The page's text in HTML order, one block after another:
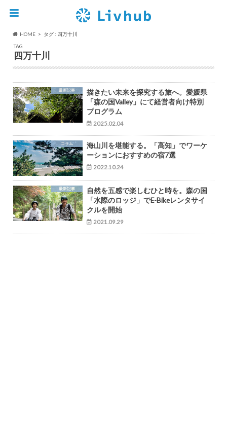
HOME
タグ : 四万十川
TAG
四万十川
最新記事
描きたい未来を探究する旅へ。愛媛県
「森の国Valley」にて経営者向け特別
プログラム
2025.02.04
コラム
海山川を堪能する。「高知」でワーケ
ーションにおすすめの宿7選
2022.10.24
最新記事
自然を五感で楽しむひと時を。森の国
「水際のロッジ」でE-Bikeレンタサイ
クルを開始
2021.09.29